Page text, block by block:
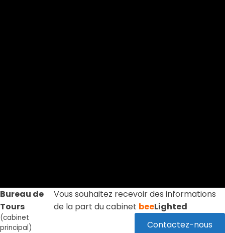
Bureau de
Tours
(cabinet
principal)
Vous souhaitez recevoir des informations
de la part du cabinet beeLighted
Contactez-nous